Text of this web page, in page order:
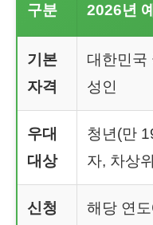
구분 2026년
기본
자격
대한민국
성인
우대
대상
청년(만
자, 차상
신청
해당 연